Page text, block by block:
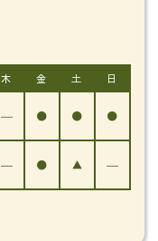
木 金 土 日
― ● ● ●
― ● ▲ ―